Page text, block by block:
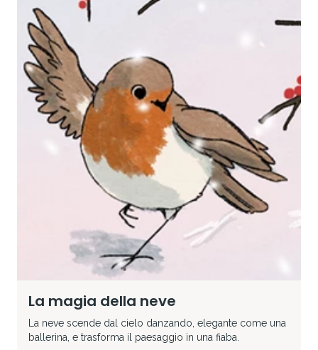
La magia della neve
La neve scende dal cielo danzando, elegante come una
ballerina, e trasforma il paesaggio in una fiaba.